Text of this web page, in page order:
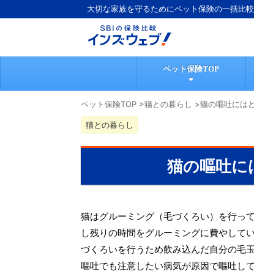
大切な家族を守るためにペット保険の一括比較
ペット保険TOP
ペット保険TOP >猫との暮らし >猫の嘔吐には
猫との暮らし
猫の嘔吐に
猫はグルーミング（毛づくろい）を行っ
し残りの時間をグルーミングに費やして
づくろいを行うため飲み込んだ自分の毛
嘔吐でも注意したい病気が原因で嘔吐し